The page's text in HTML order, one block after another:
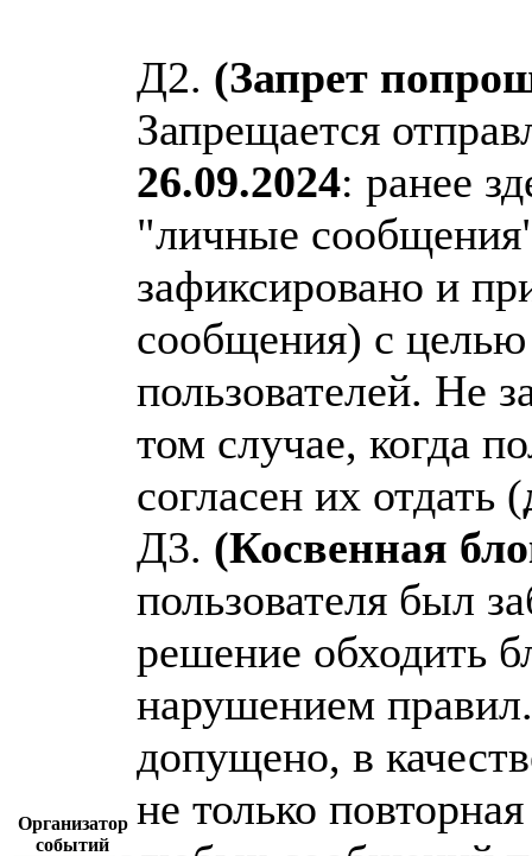
Организатор
событий
Д2. (Запрет
Запрещается
26.09.2024: ранее
"личные
зафиксировано и
сообщения) с
пользователей. Не
том случае, когда
согласен их отдать (
Д3. (Косвенная
пользователя был
решение обходить
нарушением
допущено, в
не только